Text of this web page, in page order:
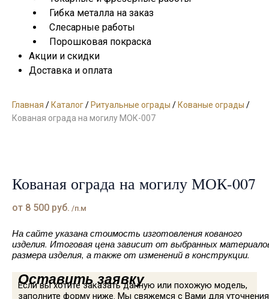
Гибка металла на заказ
Слесарные работы
Порошковая покраска
Акции и скидки
Доставка и оплата
Главная /Каталог/Ритуальные ограды /Кованые ограды /
Кованая ограда на могилу МОК-007
Кованая ограда на могилу МОК-007
от 8 500 руб. /п.м
На сайте указана стоимость изготовления кованого
изделия. Итоговая цена зависит от выбранных
размера изделия, а также от изменений в конструкции.
Оставить заявку
Если вы хотите заказать данную или похожую модель,
заполните форму ниже. Мы свяжемся с Вами для уточнения